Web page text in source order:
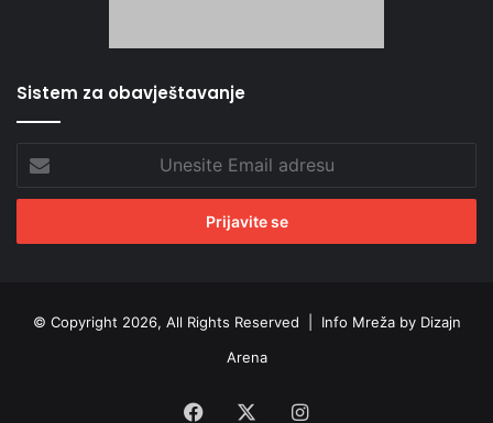
Sistem za obavještavanje
Email
adresu
© Copyright 2026, All Rights Reserved | Info Mreža by Dizajn
Arena
Facebook Instagram